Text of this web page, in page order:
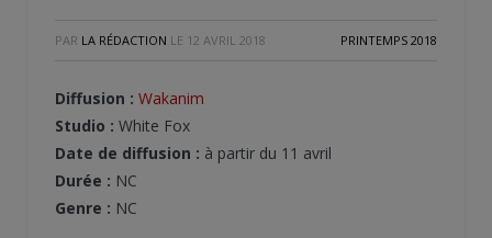
PAR LA RÉDACTION LE 12 AVRIL 2018 PRINTEMPS 2018
Diffusion : Wakanim
Studio : White Fox
Date de diffusion : à partir du 11 avril
Durée : NC
Genre : NC